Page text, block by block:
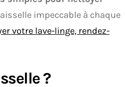
impeccable à chaque
votre lave-linge, rendez-
?